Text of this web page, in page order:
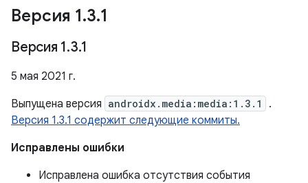
Версия 1.3.1
Версия 1.3.1
5 мая 2021 г.
Выпущена версия androidx.media:media:1.3.1
.
Версия 1.3.1 содержит следующие коммиты.
Исправлены ошибки
Исправлена ​​ошибка отсутствия события